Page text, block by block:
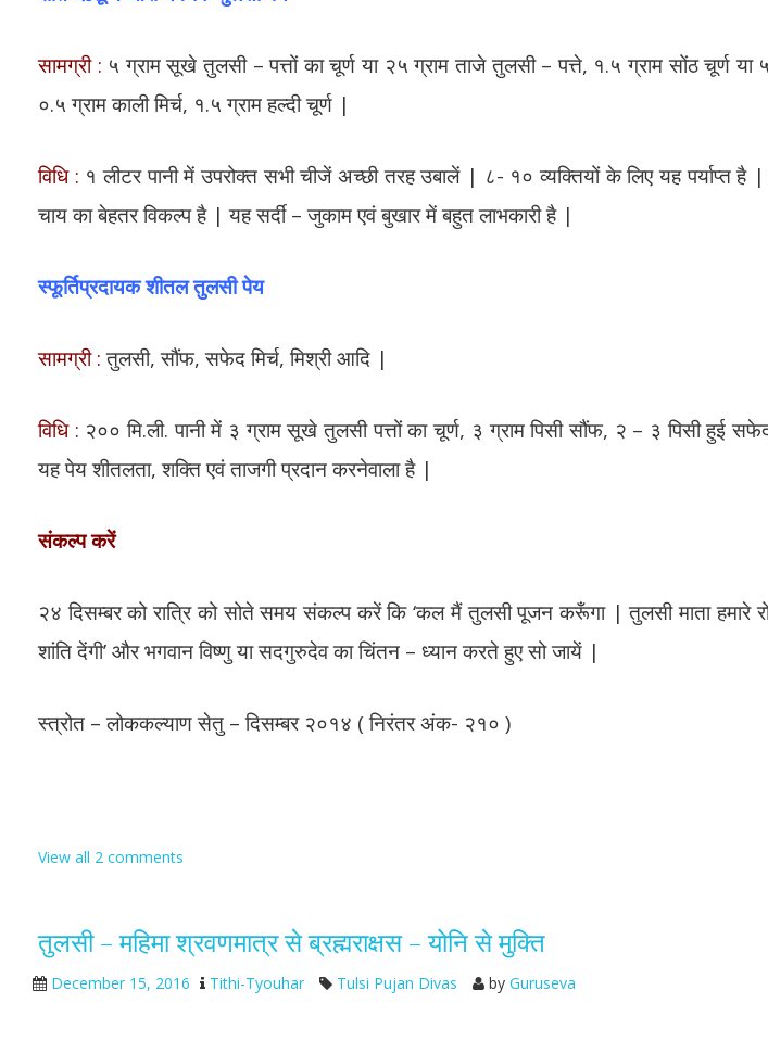
सामग्री : ५ ग्राम सूखे तुलसी – पत्तों का चूर्ण या २५ ग्राम ताजे तुलसी – पत्ते, १.५ ग्राम सोंठ चूर्ण
०.५ ग्राम काली मिर्च, १.५ ग्राम हल्दी चूर्ण |
विधि : १ लीटर पानी में उपरोक्त सभी चीजें अच्छी तरह उबालें | ८- १० व्यक्तियों के लिए यह पर्याप्त है |
चाय का बेहतर विकल्प है | यह सर्दी – जुकाम एवं बुखार में बहुत लाभकारी है |
स्फूर्तिप्रदायक शीतल तुलसी पेय
सामग्री :तुलसी, सौंफ, सफेद मिर्च, मिश्री आदि |
विधि : २०० मि.ली. पानी में ३ ग्राम सूखे तुलसी पत्तों का चूर्ण, ३ ग्राम पिसी सौंफ, २ – ३ पिसी हुई
यह पेय शीतलता, शक्ति एवं ताजगी प्रदान करनेवाला है |
संकल्प करें
२४ दिसम्बर को रात्रि को सोते समय संकल्प करें कि ‘कल मैं तुलसी पूजन करूँगा | तुलसी माता हमारे
शांति देंगी’ और भगवान विष्णु या सदगुरुदेव का चिंतन – ध्यान करते हुए सो जायें |
स्त्रोत – लोककल्याण सेतु – दिसम्बर २०१४ ( निरंतर अंक- २१० )
View all 2 comments
तुलसी – महिमा श्रवणमात्र से ब्रह्मराक्षस – योनि से मुक्ति
December 15, 2016 Tithi-Tyouhar Tulsi Pujan Divas by Guruseva